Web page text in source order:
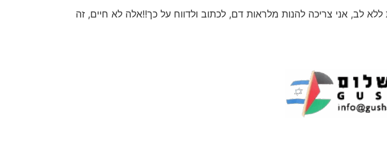
לב, אני צריכה להנות מלראות דם, לכתוב ולדווח על כך!!אלה לא חיים, זה